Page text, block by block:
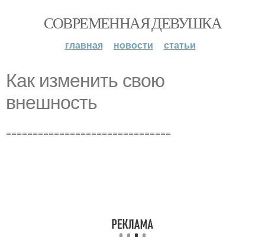
СОВРЕМЕННАЯ ДЕВУШКА
главная новости статьи
Как изменить свою
внешность
===============================